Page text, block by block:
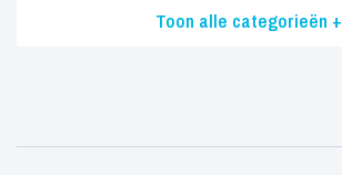
Toon alle categorieën +